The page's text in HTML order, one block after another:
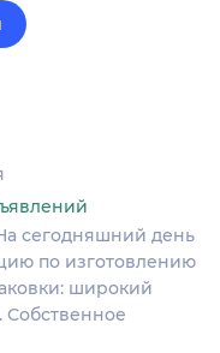
сегодняшний день
по изготовлению
широкий